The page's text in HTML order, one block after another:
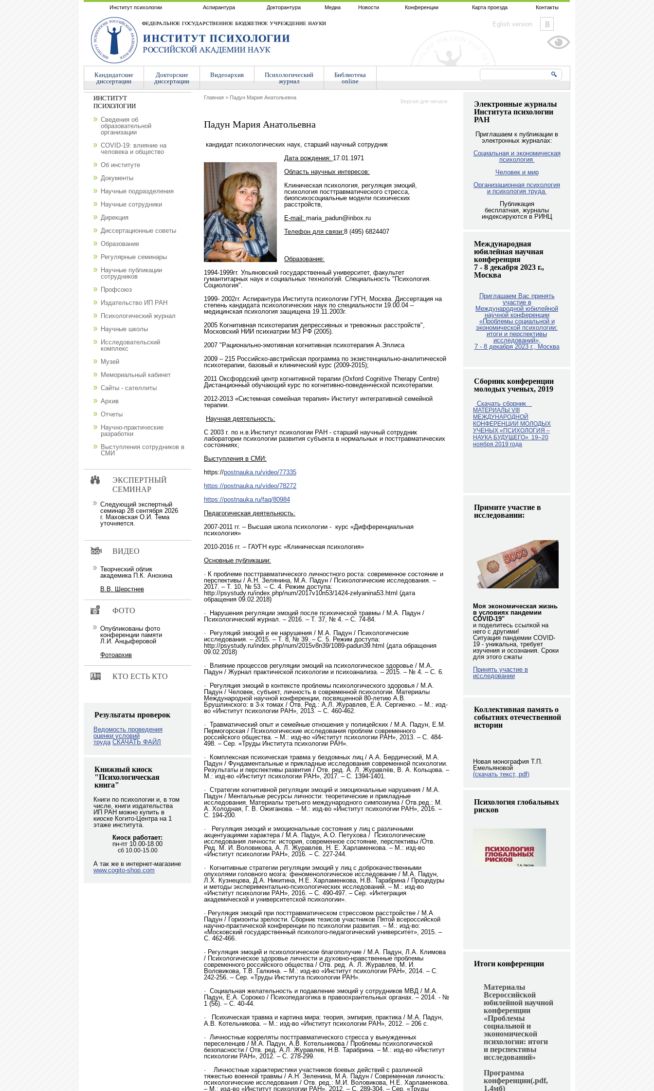
Институт психологии Аспирантура Докторантура Медиа Новости Конференции Карта проезда Контакты
Eglish version
Кандидатские
диссертации
Докторские
диссертации
Видеоархив
Психологический
журнал
Библиотека
online
Главная > Падун Мария Анатольевна
Версия для печати
Падун Мария Анатольевна
кандидат психологических наук, старший научный сотрудник
Дата рождения: 17.01.1971
Область научных интересов:
Клиническая психология, регуляция эмоций,
психология посттравматического стресса,
биопсихосоциальные модели психических
расстройств,
Е-mail: maria_padun@inbox.ru
Телефон для связи:8 (495) 6824407
Образование:
1994-1999гг. Ульяновский государственный университет, факультет
гумантитарных наук и социальных технологий. Специальность "Психология.
Социология".
1999- 2002гг. Аспирантура Института психологии ГУГН, Москва. Диссертация на
степень кандидата психологических наук по специальности 19.00.04 –
медицинская психология защищена 19.11.2003г.
2005 Когнитивная психотерапия депрессивных и тревожных расстройств",
Московский НИИ психиатрии МЗ РФ (2005).
2007 "Рационально-эмотивная когнитивная психотерапия А.Эллиса
2009 – 215 Российско-австрийская программа по экзистенциально-аналитической
психотерапии, базовый и клинический курс (2009-2015);
2011 Оксфордский центр когнитивной терапии (Oxford Cognitive Therapy Centre)
Дистанционный обучающий курс по когнитивно-поведенческой психотерапии.
2012-2013 «Системная семейная терапия» Институт интегративной семейной
терапии.
Научная деятельность:
С 2003 г. по н.в.Институт психологии РАН - старший научный сотрудник
лаборатории психологии развития субъекта в нормальных и посттравматических
состояниях;
Выступления в СМИ:
https://postnauka.ru/video/77335
https://postnauka.ru/video/78272
https://postnauka.ru/faq/80984
Педагогическая деятельность:
2007-2011 гг. – Высшая школа психологии - курс «Дифференциальная
психология»
2010-2016 гг. – ГАУГН курс «Клиническая психология»
Основные публикации:
· К проблеме посттравматического личностного роста: современное состояние и
перспективы / А.Н. Зелянина, М.А. Падун / Психологические исследования. –
2017. – Т. 10, № 53. – С. 4. Режим доступа:
http://psystudy.ru/index.php/num/2017v10n53/1424-zelyanina53.html (дата
обращения 09.02.2018)
· Нарушения регуляции эмоций после психической травмы / М.А. Падун /
Психологический журнал. – 2016. – Т. 37, № 4. – С. 74-84.
· Регуляций эмоций и ее нарушения / М.А. Падун / Психологические
исследования. – 2015. – Т. 8, № 39. – С. 5. Режим доступа:
http://psystudy.ru/index.php/num/2015v8n39/1089-padun39.html (дата обращения
09.02.2018)
· Влияние процессов регуляции эмоций на психологическое здоровье / М.А.
Падун / Журнал практической психологии и психоанализа. – 2015. – № 4. – С. 6.
· Регуляция эмоций в контексте проблемы психологического здоровья / М.А.
Падун / Человек, субъект, личность в современной психологии. Материалы
Международной научной конференции, посвященной 80‐летию А.В.
Брушлинского: в 3-х томах / Отв. Ред.: А.Л. Журавлев, Е.А. Сергиенко. – М.: изд-
во «Институт психологии РАН», 2013. – С. 460-462.
· Травматический опыт и семейные отношения у полицейских / М.А. Падун, Е.М.
Пермогорская / Психологические исследования проблем современного
российского общества. – М.: изд-во «Институт психологии РАН», 2013. – С. 484-
498. – Сер. «Труды Института психологии РАН».
· Комплексная психическая травма у бездомных лиц / А.А. Бердический, М.А.
Падун / Фундаментальные и прикладные исследования современной психологии.
Результаты и перспективы развития / Отв. ред. А. Л. Журавлёв, В. А. Кольцова. –
М.: изд-во «Институт психологии РАН», 2017. – С. 1394-1401.
· Стратегии когнитивной регуляции эмоций и эмоциональные нарушения / М.А.
Падун / Ментальные ресурсы личности: теоретические и прикладные
исследования. Материалы третьего международного симпозиума / Отв.ред.: М.
А. Холодная, Г. В. Ожиганова. – М.: изд-во «Институт психологии РАН», 2016. –
С. 194-200.
·
Регуляция эмоций и эмоциональные состояния у лиц с различными
акцентуациями характера / М.А. Падун, А.О. Петухова / Психологические
исследования личности: история, современное состояние, перспективы /Отв.
Ред. М. И. Воловикова, А. Л. Журавлев, Н. Е. Харламенкова. – М.: изд-во
«Институт психологии РАН», 2016. – С. 227-244.
·
Когнитивные стратегии регуляции эмоций у лиц с доброкачественными
опухолями головного мозга: феноменологическое исследование / М.А. Падун,
Л.Х. Кузнецова, Д.А. Никитина, Н.Е. Харламенкова, Н.В. Тарабрина / Процедуры
и методы экспериментально-психологических исследований. – М.: изд-во
«Институт психологии РАН», 2016. – С. 490-497. – Сер. «Интеграция
академической и университетской психологии».
· Регуляция эмоций при посттравматическом стрессовом расстройстве / М.А.
Падун / Горизонты зрелости. Сборник тезисов участников Пятой всероссийской
научно-практической конференции по психологии развития. – М.: изд-во:
«Московский государственный психолого-педагогический университет», 2015. –
С. 462-466.
· Регуляция эмоций и психологическое благополучие / М.А. Падун, Л.А. Климова
/ Психологическое здоровье личности и духовно-нравственные проблемы
современного российского общества / Отв. ред. А. Л. Журавлев, М. И.
Воловикова, Т.В. Галкина. – М.: изд-во «Институт психологии РАН», 2014. – С.
242-256. – Сер. «Труды Института психологии РАН».
· Социальная желательность и подавление эмоций у сотрудников МВД / М.А.
Падун, Е.А. Сорокко / Психопедагогика в правоохрантельных органах. – 2014. - №
1 (56). – С. 40-44.
·
Психическая травма и картина мира: теория, эмпирия, практика / М.А. Падун,
А.В. Котельникова. – М.: изд-во «Институт психологии РАН», 2012. – 206 с.
· Личностные корреляты посттравматического стресса у вынужденных
переселенцев / М.А. Падун, А.В. Котельникова / Проблемы психологической
безопасности / Отв. ред. А.Л. Журавлев, Н.В. Тарабрина. – М.: изд-во «Институт
психологии РАН», 2012. – С. 278-299.
· Личностные характеристики участников боевых действий с различной
тяжестью военной травмы / А.Н. Зеленина, М.А. Падун / Современная личность:
психологические исследования / Отв. ред.: М.И. Воловикова, Н.Е. Харламенкова.
– М.: изд-во «Институт психологии РАН», 2012. – С. 289-304. – Сер. «Труды
Электронные журналы
Института психологии
РАН
Приглашаем к публикации в
электронных журналах:
Социальная и экономическая
психология
Человек и мир
Организационная психология
и психология труда
Публикация
бесплатная, журналы
индексируются в РИНЦ
Международная
юбилейная научная
конференция
7 - 8 декабря 2023 г.,
Москва
Приглашаем Вас принять
участие в
Международной юбилейной
научной конференции
«Проблемы социальной и
экономической психологии:
итоги и перспективы
исследований»,
7 - 8 декабря 2023 г., Москва
Сборник конференции
молодых ученых, 2019
Скачать сборник
МАТЕРИАЛЫ VIII
МЕЖДУНАРОДНОЙ
КОНФЕРЕНЦИИ МОЛОДЫХ
УЧЕНЫХ «ПСИХОЛОГИЯ –
НАУКА БУДУЩЕГО» 19–20
ноября 2019 года
Примите участие в
исследовании:
Моя экономическая жизнь
в условиях пандемии
COVID-19"
и поделитесь ссылкой на
него с другими!
Ситуация пандемии COVID-
19 - уникальна, требует
изучения и осознания. Сроки
для этого сжаты
Принять участие в
исследовании
Коллективная память о
событиях отечественной
истории
Новая монография Т.П.
Емельяновой
(скачать текст, pdf)
Психология глобальных
рисков
Итоги конференции
Материалы
Всероссийской
юбилейной научной
конференции
«Проблемы
социальной и
экономической
психологии: итоги
и перспективы
исследований»
Программа
конференции(.pdf,
1.4мб)
ИНСТИТУТ
ПСИХОЛОГИИ
Сведения об
образовательной
организации
COVID-19: влияние на
человека и общество
Об институте
Документы
Научные подразделения
Научные сотрудники
Дирекция
Диссертационные советы
Образование
Регулярные семинары
Научные публикации
сотрудников
Профсоюз
Издательство ИП РАН
Психологический журнал
Научные школы
Исследовательский
комплекс
Музей
Мемориальный кабинет
Сайты - сателлиты
Архив
Отчеты
Научно-практические
разработки
Выступления сотрудников в
СМИ
ЭКСПЕРТНЫЙ
СЕМИНАР
Следующий экспертный
семинар 28 сентября 2026
г. Маховская О.И. Тема
уточняется.
ВИДЕО
Творческий облик
академика П.К. Анохина
В.В. Шерстнев
ФОТО
Опубликованы фото
конференции памяти
Л.И. Анцыферовой
Фотоархив
КТО ЕСТЬ КТО
Результаты проверок
Ведомость проведения
оценки условий
труда СКАЧАТЬ ФАЙЛ
Книжный киоск
"Психологическая
книга"
Книги по психологии и, в том
числе, книги издательства
ИП РАН можно купить в
киоске Когито-Центра на 1
этаже института.
Киоск работает:
пн-пт 10.00-18.00
сб 10.00-15.00
А так же в интернет-магазине
www.cogito-shop.com